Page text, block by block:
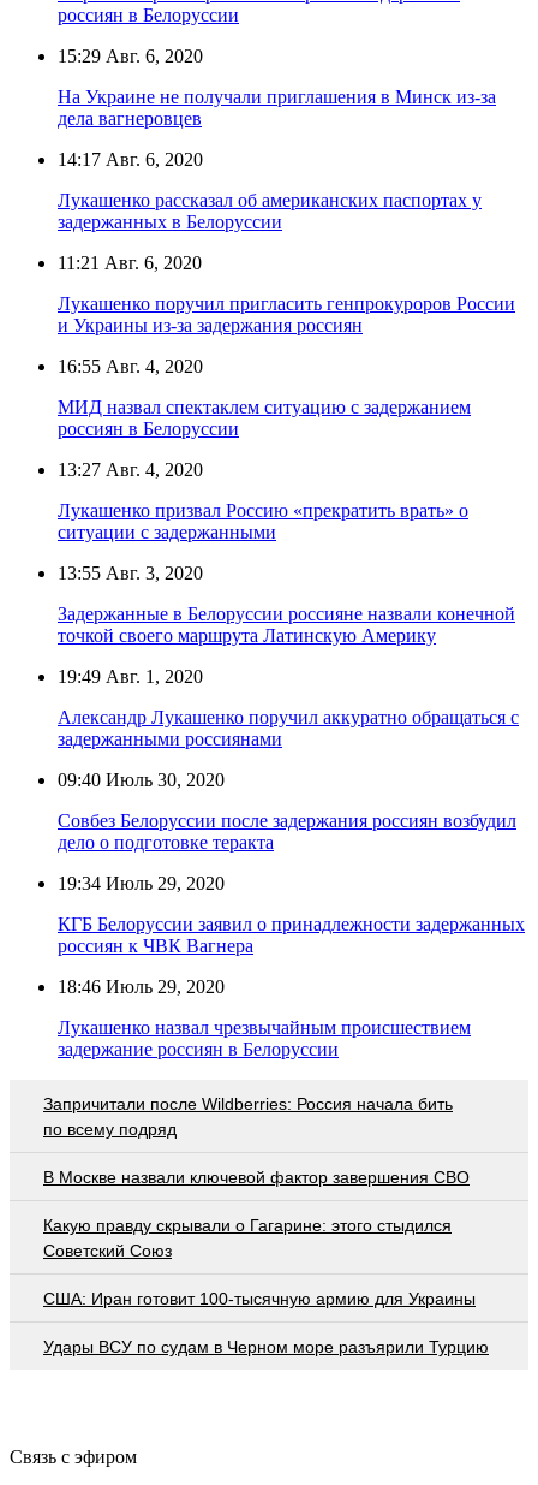
россиян в Белоруссии
15:29 Авг. 6, 2020
На Украине не получали приглашения в Минск из-за
дела вагнеровцев
14:17 Авг. 6, 2020
Лукашенко рассказал об американских паспортах у
задержанных в Белоруссии
11:21 Авг. 6, 2020
Лукашенко поручил пригласить генпрокуроров России
и Украины из-за задержания россиян
16:55 Авг. 4, 2020
МИД назвал спектаклем ситуацию с задержанием
россиян в Белоруссии
13:27 Авг. 4, 2020
Лукашенко призвал Россию «прекратить врать» о
ситуации с задержанными
13:55 Авг. 3, 2020
Задержанные в Белоруссии россияне назвали конечной
точкой своего маршрута Латинскую Америку
19:49 Авг. 1, 2020
Александр Лукашенко поручил аккуратно обращаться с
задержанными россиянами
09:40 Июль 30, 2020
Совбез Белоруссии после задержания россиян возбудил
дело о подготовке теракта
19:34 Июль 29, 2020
КГБ Белоруссии заявил о принадлежности задержанных
россиян к ЧВК Вагнера
18:46 Июль 29, 2020
Лукашенко назвал чрезвычайным происшествием
задержание россиян в Белоруссии
Запричитали после Wildberries: Россия начала бить
по всему подряд
В Москве назвали ключевой фактор завершения СВО
Какую правду скрывали о Гагарине: этого стыдился
Советский Союз
США: Иран готовит 100-тысячную армию для Украины
Удары ВСУ по судам в Черном море разъярили Турцию
Связь с эфиром